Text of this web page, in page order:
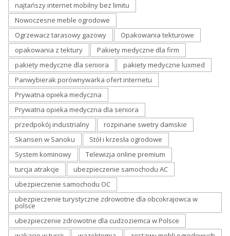
najtańszy internet mobilny bez limitu
Nowoczesne meble ogrodowe
Ogrzewacz tarasowy gazowy
Opakowania tekturowe
opakowania z tektury
Pakiety medyczne dla firm
pakiety medyczne dla seniora
pakiety medyczne luxmed
Panwybierak porównywarka ofert internetu
Prywatna opieka medyczna
Prywatna opieka medyczna dla seniora
przedpokój industrialny
rozpinane swetry damskie
Skansen w Sanoku
Stół i krzesła ogrodowe
System kominowy
Telewizja online premium
turcja atrakcje
ubezpieczenie samochodu AC
ubezpieczenie samochodu OC
ubezpieczenie turystyczne zdrowotne dla obcokrajowca w
polsce
ubezpieczenie zdrowotne dla cudzoziemca w Polsce